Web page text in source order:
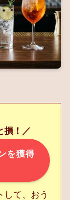
損！／
を獲得
して、おう